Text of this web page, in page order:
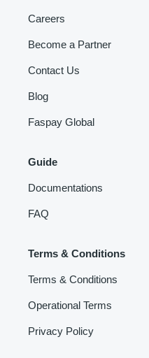
Careers
Become a Partner
Contact Us
Blog
Faspay Global
Guide
Documentations
FAQ
Terms & Conditions
Terms & Conditions
Operational Terms
Privacy Policy